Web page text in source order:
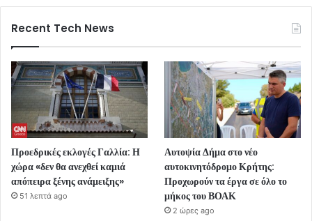
Recent Tech News
Προεδρικές εκλογές Γαλλία: Η
χώρα «δεν θα ανεχθεί καμιά
απόπειρα ξένης ανάμειξης»
51 λεπτά ago
Αυτοψία Δήμα στο νέο
αυτοκινητόδρομο Κρήτης:
Προχωρούν τα έργα σε όλο το
μήκος του ΒΟΑΚ
2 ώρες ago